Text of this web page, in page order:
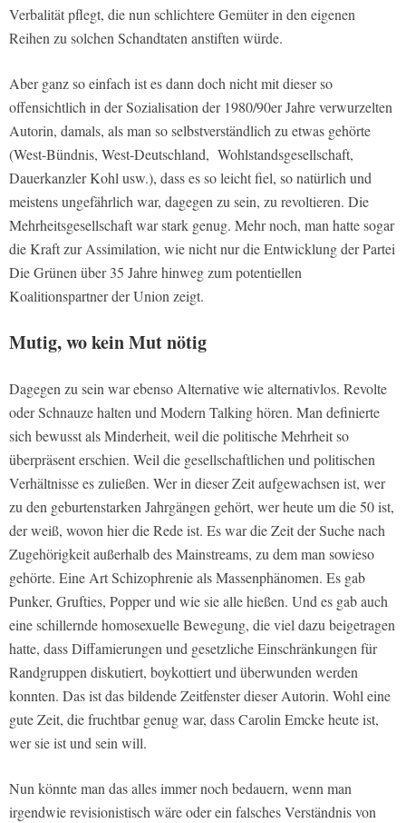
Verbalität pflegt, die nun schlichtere Gemüter in den eigenen
Reihen zu solchen Schandtaten anstiften würde.
Aber ganz so einfach ist es dann doch nicht mit dieser so
offensichtlich in der Sozialisation der 1980/90er Jahre verwurzelten
Autorin, damals, als man so selbstverständlich zu etwas gehörte
(West-Bündnis, West-Deutschland, Wohlstandsgesellschaft,
Dauerkanzler Kohl usw.), dass es so leicht fiel, so natürlich und
meistens ungefährlich war, dagegen zu sein, zu revoltieren. Die
Mehrheitsgesellschaft war stark genug. Mehr noch, man hatte sogar
die Kraft zur Assimilation, wie nicht nur die Entwicklung der Partei
Die Grünen über 35 Jahre hinweg zum potentiellen
Koalitionspartner der Union zeigt.
Mutig, wo kein Mut nötig
Dagegen zu sein war ebenso Alternative wie alternativlos. Revolte
oder Schnauze halten und Modern Talking hören. Man definierte
sich bewusst als Minderheit, weil die politische Mehrheit so
überpräsent erschien. Weil die gesellschaftlichen und politischen
Verhältnisse es zuließen. Wer in dieser Zeit aufgewachsen ist, wer
zu den geburtenstarken Jahrgängen gehört, wer heute um die 50 ist,
der weiß, wovon hier die Rede ist. Es war die Zeit der Suche nach
Zugehörigkeit außerhalb des Mainstreams, zu dem man sowieso
gehörte. Eine Art Schizophrenie als Massenphänomen. Es gab
Punker, Grufties, Popper und wie sie alle hießen. Und es gab auch
eine schillernde homosexuelle Bewegung, die viel dazu beigetragen
hatte, dass Diffamierungen und gesetzliche Einschränkungen für
Randgruppen diskutiert, boykottiert und überwunden werden
konnten. Das ist das bildende Zeitfenster dieser Autorin. Wohl eine
gute Zeit, die fruchtbar genug war, dass Carolin Emcke heute ist,
wer sie ist und sein will.
Nun könnte man das alles immer noch bedauern, wenn man
irgendwie revisionistisch wäre oder ein falsches Verständnis von